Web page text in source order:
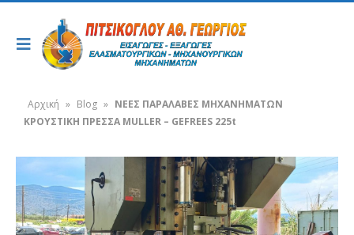
Αρχική » Blog » ΝΕΕΣ ΠΑΡΑΛΑΒΕΣ ΜΗΧΑΝΗΜΑΤΩΝ
ΚΡΟΥΣΤΙΚΗ ΠΡΕΣΣΑ MULLER – GEFREES 225t